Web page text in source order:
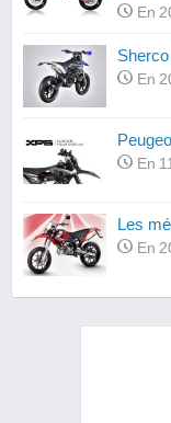
En
En
En
Les
En